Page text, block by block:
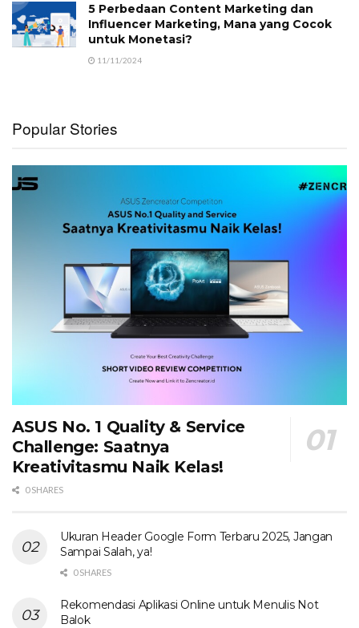
5 Perbedaan Content Marketing dan
Influencer Marketing, Mana yang Cocok
untuk Monetasi?
11/11/2024
Popular Stories
ASUS No. 1 Quality & Service
Challenge: Saatnya
Kreativitasmu Naik Kelas!
0 SHARES
Ukuran Header Google Form Terbaru 2025, Jangan
Sampai Salah, ya!
0 SHARES
Rekomendasi Aplikasi Online untuk Menulis Not
Balok